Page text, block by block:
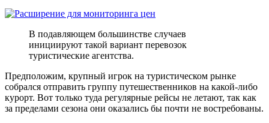
В подавляющем большинстве случаев
инициируют такой вариант перевозок
туристические агентства.
Предположим, крупный игрок на туристическом рынке
собрался отправить группу путешественников на какой-либо
курорт. Вот только туда регулярные рейсы не летают, так как
за пределами сезона они оказались бы почти не востребованы.